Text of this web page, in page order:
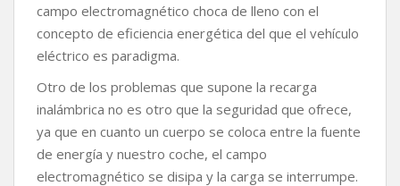
campo electromagnético choca de lleno con el
concepto de eficiencia energética del que el vehículo
eléctrico es paradigma.
Otro de los problemas que supone la recarga
inalámbrica no es otro que la seguridad que ofrece,
ya que en cuanto un cuerpo se coloca entre la fuente
de energía y nuestro coche, el campo
electromagnético se disipa y la carga se interrumpe.